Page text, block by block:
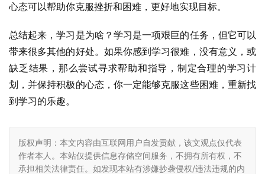
心态可以帮助你克服挫折和困难，更好地实现目标。
总结起来，学习是为啥？学习是一项艰巨的任务，但它可以
带来很多其他的好处。如果你感到学习很难，没有意义，或
缺乏结果，那么尝试寻求帮助和指导，制定合理的学习计
划，并保持积极的心态，你一定能够克服这些困难，重新找
到学习的乐趣。
版权声明：本文内容由互联网用户自发贡献，该文观点仅代表
作者本人。本站仅提供信息存储空间服务，不拥有所有权，不
承担相关法律责任。如发现本站有涉嫌抄袭侵权/违法违规的内